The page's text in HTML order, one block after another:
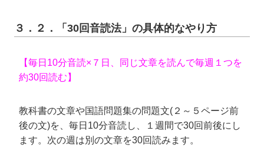
３．２．「30回音読法」の具体的なやり方
【毎日10分音読×７日、同じ文章を読んで毎週１つを
約30回読む】
教科書の文章や国語問題集の問題文(２～５ページ前
後の文)を、毎日10分音読し、１週間で30回前後にし
ます。次の週は別の文章を30回読みます。